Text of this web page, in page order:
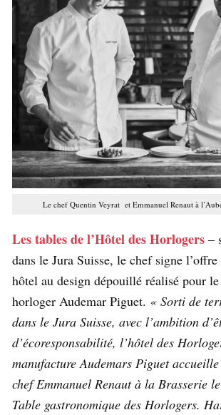
Le chef Quentin Veyrat et Emmanuel Renaut à
Les tables de l’Hôtel des Horlogers –
dans le Jura Suisse, le chef signe
hôtel au design dépouillé réalisé pour
horloger Audemar Piguet. « Sorti de
dans le Jura Suisse, avec l’ambition
d’écoresponsabilité, l’hôtel des
manufacture Audemars Piguet
chef Emmanuel Renaut à la Brasserie
Table gastronomique des Horlogers.